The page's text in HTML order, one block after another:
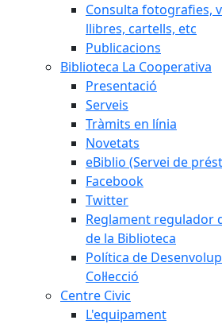
Consulta fotografies,
llibres, cartells, etc
Publicacions
Biblioteca La Cooperativa
Presentació
Serveis
Tràmits en línia
Novetats
eBiblio (Servei de
Facebook
Twitter
Reglament regulador
de la Biblioteca
Política de
Col·lecció
Centre Civic
L'equipament